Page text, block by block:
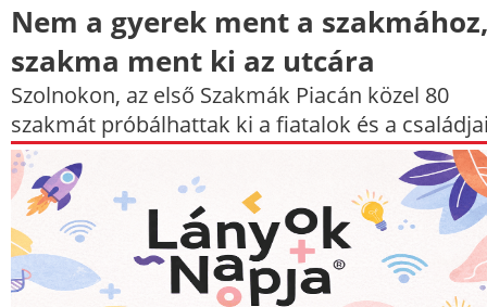
Nem a gyerek ment a
szakma ment ki az utcára
Szolnokon, az első Szakmák Piacán közel 80
szakmát próbálhattak ki a fiatalok és a